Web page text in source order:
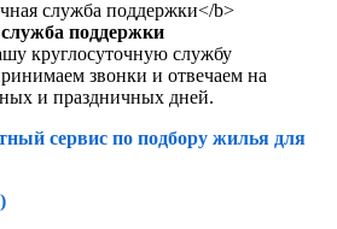
поддержки
круглосуточную службу
звонки и отвечаем на
и праздничных дней.
сервис по подбору жилья для